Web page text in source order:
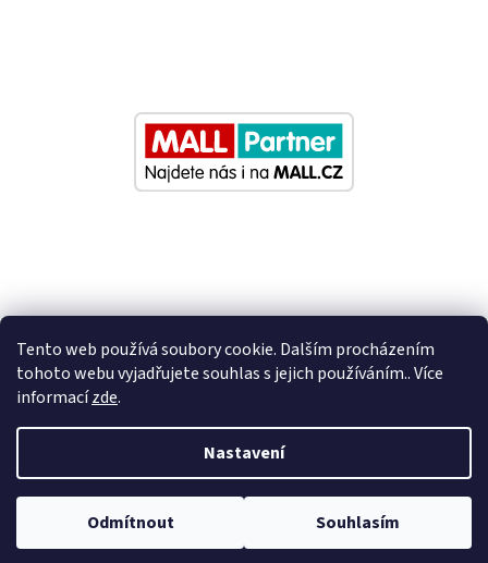
Tento web používá soubory cookie. Dalším procházením
tohoto webu vyjadřujete souhlas s jejich používáním.. Více
informacízde.
Nastavení
Odmítnout Souhlasím
Nastavil tým EshopyUmíme.cz
Copyright 2026Eurosedacky.cz . Všechna práva vyhrazena.